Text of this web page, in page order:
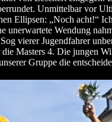
Unmittelbar vor
Ellipsen: „Noch acht!“
unerwartete Wendung
vierer Jugendfahrer
Masters 4. Die jungen
Gruppe die